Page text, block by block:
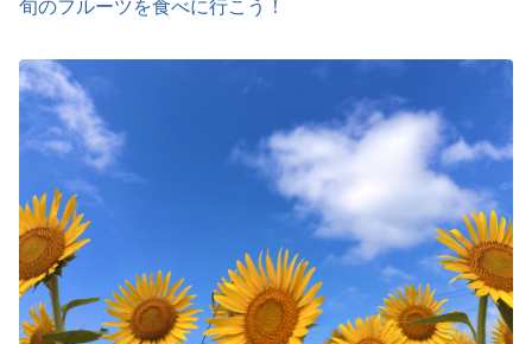
旬のフルーツを食べに行こう！